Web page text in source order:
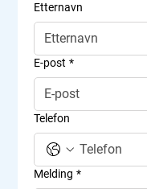
Etternavn
E-post *
Telefon
Melding *